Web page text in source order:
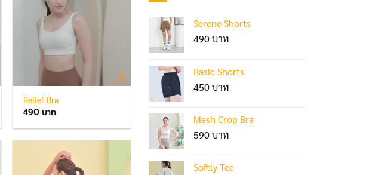
Relief Bra
490
Serene Shorts
490
Basic Shorts
450
Mesh Crop Bra
590
Softly Tee